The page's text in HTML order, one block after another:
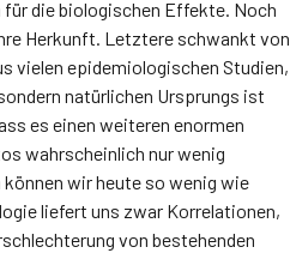
die biologischen Effekte. Noch
Herkunft. Letztere schwankt von
vielen epidemiologischen Studien,
natürlichen Ursprungs ist
es einen weiteren enormen
wahrscheinlich nur wenig
wir heute so wenig wie
liefert uns zwar Korrelationen,
von bestehenden